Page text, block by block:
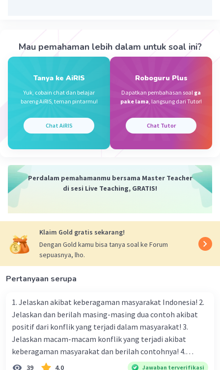
Iklan
teks non fiksi yang berisi informasi atau pengetahuan.
Teks eksposisi bersifat nyata dan ilmiah. Bentuknya
disajikan secara singkat, padat, akurat, dan mudah
untuk dipahami.
Beri Rating·0.0(0 Balas
Mau pemahaman lebih dalam untuk soal ini?
Tanya ke AiRIS
Yuk, cobain chat dan belajar
bareng AiRIS, teman pintarmu!
Chat AiRIS
Roboguru Plus
Dapatkan pembahasan soal ga
pake lama, langsung dari Tutor!
Chat Tutor
Perdalam pemahamanmu bersama Master Teacher
di sesi Live Teaching, GRATIS!
Klaim Gold gratis sekarang!
Dengan Gold kamu bisa tanya soal ke Forum
sepuasnya, lho.
Pertanyaan serupa
1. Jelaskan akibat keberagaman masyarakat Indonesia! 2.
Jelaskan dan berilah masing-masing dua contoh akibat
positif dari konflik yang terjadi dalam masyarakat! 3.
Jelaskan macam-macam konflik yang terjadi akibat
keberagaman masyarakat dan berilah contohnya! 4.
Mengapa dalam masyarakat yang memiliki keberagaman
39 4.0 Jawaban terverifikasi